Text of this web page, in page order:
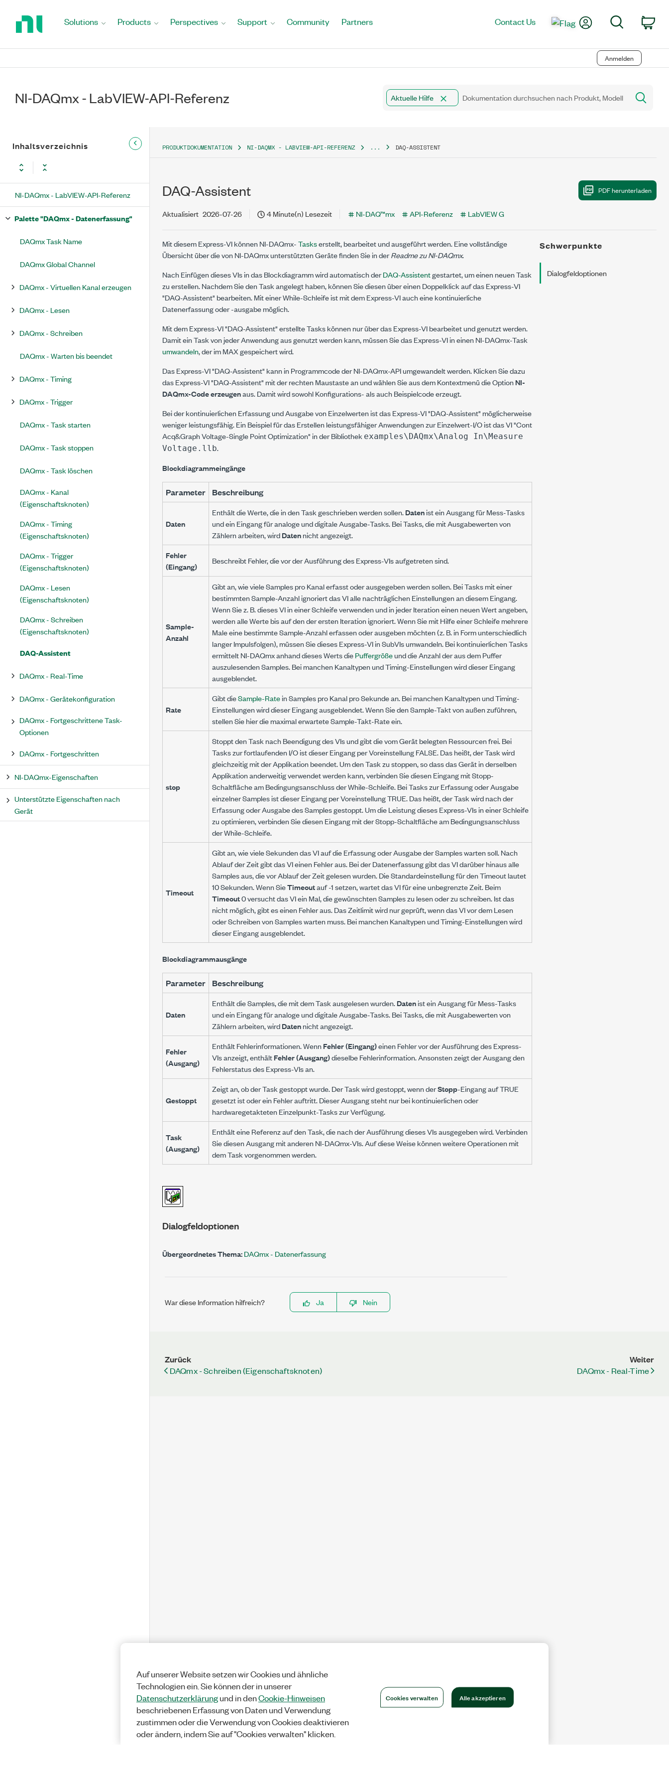
Solutions Products Perspectives Support Community Partners Contact Us My AccountSearch
Anmelden
NI-DAQmx - LabVIEW-API-Referenz Aktuelle Hilfe
Inhaltsverzeichnis
NI-DAQmx - LabVIEW-API-Referenz
Palette "DAQmx - Datenerfassung"
DAQmx Task Name
DAQmx Global Channel
DAQmx - Virtuellen Kanal erzeugen
DAQmx - Lesen
DAQmx - Schreiben
DAQmx - Warten bis beendet
DAQmx - Timing
DAQmx - Trigger
DAQmx - Task starten
DAQmx - Task stoppen
DAQmx - Task löschen
DAQmx - Kanal
(Eigenschaftsknoten)
DAQmx - Timing
(Eigenschaftsknoten)
DAQmx - Trigger
(Eigenschaftsknoten)
DAQmx - Lesen
(Eigenschaftsknoten)
DAQmx - Schreiben
(Eigenschaftsknoten)
DAQ-Assistent
DAQmx - Real-Time
DAQmx - Gerätekonfiguration
DAQmx - Fortgeschrittene Task-
Optionen
DAQmx - Fortgeschritten
NI-DAQmx-Eigenschaften
Unterstützte Eigenschaften nach
Gerät
PRODUKTDOKUMENTATION NI-DAQMX - LABVIEW-API-REFERENZ ... DAQ-ASSISTENT
DAQ-Assistent
Aktualisiert 2026-07-26 4 Minute(n) Lesezeit NI-DAQ™mx API-Referenz LabVIEW G
Mit diesem Express-VI können NI-DAQmx-Taskserstellt, bearbeitet und ausgeführt werden. Eine vollständige
Übersicht über die von NI-DAQmx unterstützten Geräte finden Sie in derReadme zu NI-DAQmx.
Nach Einfügen dieses VIs in das Blockdiagramm wird automatisch derDAQ-Assistentgestartet, um einen neuen Task
zu erstellen. Nachdem Sie den Task angelegt haben, können Sie diesen über einen Doppelklick auf das Express-VI
"DAQ-Assistent" bearbeiten. Mit einer While-Schleife ist mit dem Express-VI auch eine kontinuierliche
Datenerfassung oder -ausgabe möglich.
Mit dem Express-VI "DAQ-Assistent" erstellte Tasks können nur über das Express-VI bearbeitet und genutzt werden.
Damit ein Task von jeder Anwendung aus genutzt werden kann, müssen Sie das Express-VI in einen NI-DAQmx-Task
umwandeln, der im MAX gespeichert wird.
Das Express-VI "DAQ-Assistent" kann in Programmcode der NI-DAQmx-API umgewandelt werden. Klicken Sie dazu
das Express-VI "DAQ-Assistent" mit der rechten Maustaste an und wählen Sie aus dem Kontextmenü die OptionNI-
DAQmx-Code erzeugenaus. Damit wird sowohl Konfigurations- als auch Beispielcode erzeugt.
Bei der kontinuierlichen Erfassung und Ausgabe von Einzelwerten ist das Express-VI "DAQ-Assistent" möglicherweise
weniger leistungsfähig. Ein Beispiel für das Erstellen leistungsfähiger Anwendungen zur Einzelwert-I/O ist das VI "Cont
Acq&Graph Voltage-Single Point Optimization" in der Bibliothek examples\DAQmx\Analog In\Measure
Voltage.llb.
Blockdiagrammeingänge
Parameter Beschreibung
Daten
Enthält die Werte, die in den Task geschrieben werden sollen.Datenist ein Ausgang für Mess-Tasks
und ein Eingang für analoge und digitale Ausgabe-Tasks. Bei Tasks, die mit Ausgabewerten von
Zählern arbeiten, wirdDatennicht angezeigt.
Fehler
(Eingang)
Beschreibt Fehler, die vor der Ausführung des Express-VIs aufgetreten sind.
Sample-
Anzahl
Gibt an, wie viele Samples pro Kanal erfasst oder ausgegeben werden sollen. Bei Tasks mit einer
bestimmten Sample-Anzahl ignoriert das VI alle nachträglichen Einstellungen an diesem Eingang.
Wenn Sie z. B. dieses VI in einer Schleife verwenden und in jeder Iteration einen neuen Wert angeben,
werden alle Werte bis auf den der ersten Iteration ignoriert. Wenn Sie mit Hilfe einer Schleife mehrere
Male eine bestimmte Sample-Anzahl erfassen oder ausgeben möchten (z. B. in Form unterschiedlich
langer Impulsfolgen), müssen Sie dieses Express-VI in SubVIs umwandeln. Bei kontinuierlichen Tasks
ermittelt NI-DAQmx anhand dieses Werts diePuffergrößeund die Anzahl der aus dem Puffer
auszulesenden Samples. Bei manchen Kanaltypen und Timing-Einstellungen wird dieser Eingang
ausgeblendet.
Rate
Gibt dieSample-Ratein Samples pro Kanal pro Sekunde an. Bei manchen Kanaltypen und Timing-
Einstellungen wird dieser Eingang ausgeblendet. Wenn Sie den Sample-Takt von außen zuführen,
stellen Sie hier die maximal erwartete Sample-Takt-Rate ein.
stop
Stoppt den Task nach Beendigung des VIs und gibt die vom Gerät belegten Ressourcen frei. Bei
Tasks zur fortlaufenden I/O ist dieser Eingang per Voreinstellung FALSE. Das heißt, der Task wird
gleichzeitig mit der Applikation beendet. Um den Task zu stoppen, so dass das Gerät in derselben
Applikation anderweitig verwendet werden kann, verbinden Sie diesen Eingang mit Stopp-
Schaltfläche am Bedingungsanschluss der While-Schleife. Bei Tasks zur Erfassung oder Ausgabe
einzelner Samples ist dieser Eingang per Voreinstellung TRUE. Das heißt, der Task wird nach der
Erfassung oder Ausgabe des Samples gestoppt. Um die Leistung dieses Express-VIs in einer Schleife
zu optimieren, verbinden Sie diesen Eingang mit der Stopp-Schaltfläche am Bedingungsanschluss
der While-Schleife.
Timeout
Gibt an, wie viele Sekunden das VI auf die Erfassung oder Ausgabe der Samples warten soll. Nach
Ablauf der Zeit gibt das VI einen Fehler aus. Bei der Datenerfassung gibt das VI darüber hinaus alle
Samples aus, die vor Ablauf der Zeit gelesen wurden. Die Standardeinstellung für den Timeout lautet
10 Sekunden. Wenn SieTimeoutauf -1 setzen, wartet das VI für eine unbegrenzte Zeit. Beim
Timeout0 versucht das VI ein Mal, die gewünschten Samples zu lesen oder zu schreiben. Ist das
nicht möglich, gibt es einen Fehler aus. Das Zeitlimit wird nur geprüft, wenn das VI vor dem Lesen
oder Schreiben von Samples warten muss. Bei manchen Kanaltypen und Timing-Einstellungen wird
dieser Eingang ausgeblendet.
Blockdiagrammausgänge
Parameter Beschreibung
Daten
Enthält die Samples, die mit dem Task ausgelesen wurden.Datenist ein Ausgang für Mess-Tasks
und ein Eingang für analoge und digitale Ausgabe-Tasks. Bei Tasks, die mit Ausgabewerten von
Zählern arbeiten, wirdDatennicht angezeigt.
Fehler
(Ausgang)
Enthält Fehlerinformationen. WennFehler (Eingang)einen Fehler vor der Ausführung des Express-
VIs anzeigt, enthältFehler (Ausgang)dieselbe Fehlerinformation. Ansonsten zeigt der Ausgang den
Fehlerstatus des Express-VIs an.
Gestoppt
Zeigt an, ob der Task gestoppt wurde. Der Task wird gestoppt, wenn derStopp-Eingang auf TRUE
gesetzt ist oder ein Fehler auftritt. Dieser Ausgang steht nur bei kontinuierlichen oder
hardwaregetakteten Einzelpunkt-Tasks zur Verfügung.
Task
(Ausgang)
Enthält eine Referenz auf den Task, die nach der Ausführung dieses VIs ausgegeben wird. Verbinden
Sie diesen Ausgang mit anderen NI-DAQmx-VIs. Auf diese Weise können weitere Operationen mit
dem Task vorgenommen werden.
Dialogfeldoptionen
Übergeordnetes Thema:DAQmx - Datenerfassung
Schwerpunkte
Dialogfeldoptionen
War diese Information hilfreich? Ja Nein
Zurück
DAQmx - Schreiben (Eigenschaftsknoten)
Weiter
DAQmx - Real-Time
Auf unserer Website setzen wir Cookies und ähnliche
Technologien ein. Sie können der in unserer
Datenschutzerklärungund in denCookie-Hinweisen
beschriebenen Erfassung von Daten und Verwendung
zustimmen oder die Verwendung von Cookies deaktivieren
oder ändern, indem Sie auf "Cookies verwalten" klicken.
Cookies verwalten Alle akzeptieren